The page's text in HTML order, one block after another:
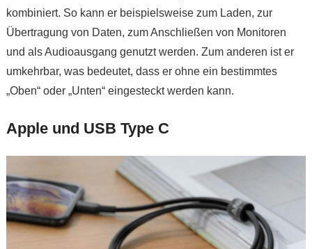
kombiniert. So kann er beispielsweise zum Laden, zur
Übertragung von Daten, zum Anschließen von Monitoren
und als Audioausgang genutzt werden. Zum anderen ist er
umkehrbar, was bedeutet, dass er ohne ein bestimmtes
„Oben“ oder „Unten“ eingesteckt werden kann.
Apple und USB Type C